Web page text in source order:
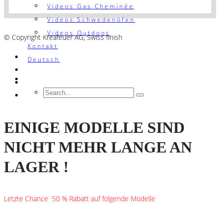
Videos Gas Cheminée
Videos Schwedenöfen
Videos Outdoor
Kontakt
Deutsch
© Copyright Kreafeuer AG, Swiss finish
EINIGE MODELLE SIND
NICHT MEHR LANGE AN
LAGER !
Letzte Chance 50 % Rabatt auf folgende Modelle